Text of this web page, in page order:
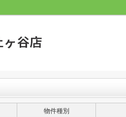
物件種別